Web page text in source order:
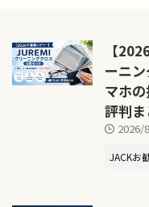
【
ーニ
マホ
評判
2026/
JACKお